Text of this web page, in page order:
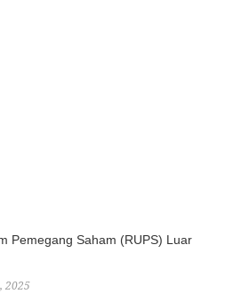
Pemegang Saham (RUPS) Luar
2025